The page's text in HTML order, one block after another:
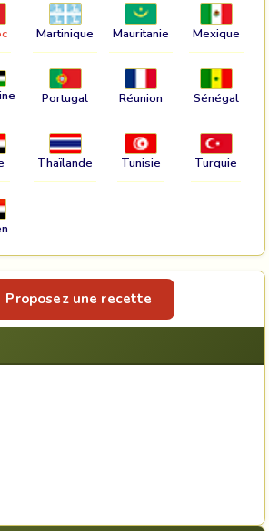
Martinique Mauritanie Mexique
Portugal Réunion Sénégal
Thaïlande Tunisie Turquie
Proposez une recette